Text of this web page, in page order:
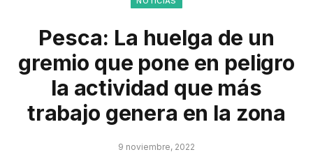
Pesca: La huelga de un
gremio que pone en peligro
la actividad que más
trabajo genera en la zona
9 noviembre, 2022